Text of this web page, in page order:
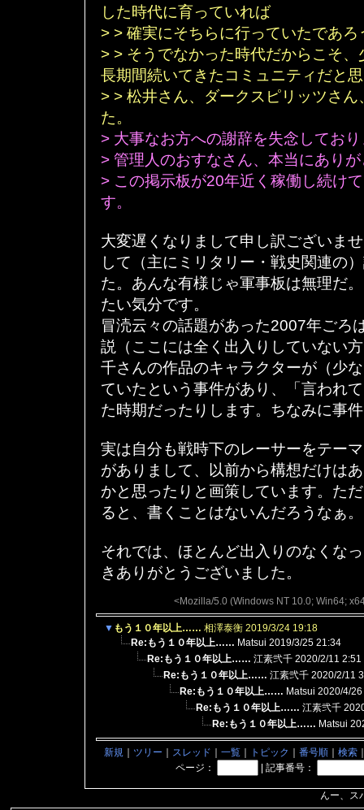
した時代に育っていれば
> > 確実にそちらに行っていたであ
> > そうでなかった時代だからこそ
長期間続いてきたコミュニティだと
> > 松井さん、ダークスピリッツさ
た。
> 大事なお方への謝辞を失念してお
> 管理人のおすなさん、本当にあり
> この掲示板が20年近く稼働し続け
す。
大変遅くなりまして申し訳ございま
して（主にミリタリー・戦史関連の
た。あんな有様じゃ軍事板は無理だ
たい気分です。
冒涜云々の話題があった2007年ごろ
説（ここには全く出入りしていない
千さんの作品のキャラクターが（少
ていたという事件があり、「言われ
た時期だったりします。ちなみに事
実は自分も戦時下のレーサーをテー
がありまして、以前から構想だけは
かと思ったりと画策しています。た
ると、書くことはないんだろうなぁ。
それでは、ほとんど出入りのなくな
きありがとうございました。
<Mozilla/5.0 (Windows NT 10.0; Win64;
▼ もう１０年以上…… 相澤泰衡 2019/3/24 19:18
Re:もう１０年以上…… Matsui 2019/3/25 21:34
Re:もう１０年以上…… 江素弐千 2020/2/11 2:51
Re:もう１０年以上…… 江素弐千 2020/2/11
Re:もう１０年以上…… Matsui 2020/4/
Re:もう１０年以上…… 江素弐千
Re:もう１０年以上…… Matsui
新規 ツリー スレッド 一覧 トピック 番号順 検索
ページ：
記事番号：
んー、ス